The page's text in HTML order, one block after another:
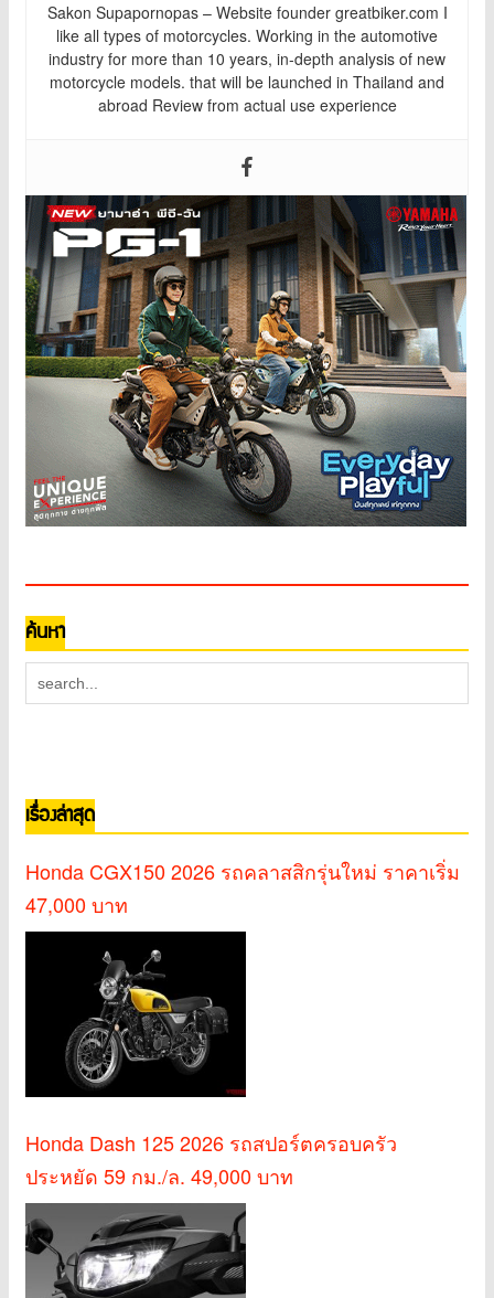
Sakon Supapornopas – Website founder greatbiker.com I
like all types of motorcycles. Working in the automotive
industry for more than 10 years, in-depth analysis of new
motorcycle models. that will be launched in Thailand and
abroad Review from actual use experience
ค้นหา
เรื่องล่าสุด
Honda CGX150 2026 รถคลาสสิกรุ่นใหม่ ราคาเริ่ม
47,000 บาท
Honda Dash 125 2026 รถสปอร์ตครอบครัว
ประหยัด 59 กม./ล. 49,000 บาท